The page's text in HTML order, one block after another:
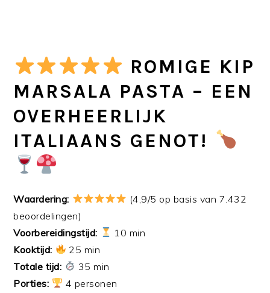
ROMIGE KIP
MARSALA PASTA – EEN
OVERHEERLIJK
ITALIAANS GENOT!
Waardering:
(4,9/5 op basis van 7.432
beoordelingen)
Voorbereidingstijd:
10 min
Kooktijd:
25 min
Totale tijd:
35 min
Porties:
4 personen